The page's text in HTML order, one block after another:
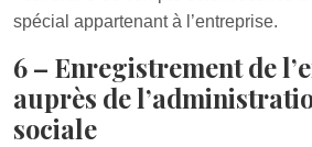
spécial appartenant à l’entreprise.
6 – Enregistrement de
auprès de
sociale